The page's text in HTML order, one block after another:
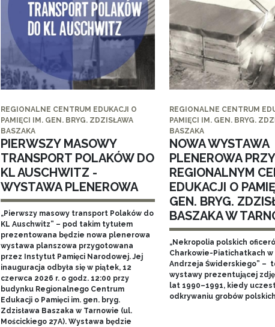
REGIONALNE CENTRUM EDUKACJI O
PAMIĘCI IM. GEN. BRYG. ZDZISŁAWA
BASZAKA
PIERWSZY MASOWY
TRANSPORT POLAKÓW DO
KL AUSCHWITZ -
WYSTAWA PLENEROWA
„Pierwszy masowy transport Polaków do
KL Auschwitz” – pod takim tytułem
prezentowana będzie nowa plenerowa
wystawa planszowa przygotowana
przez Instytut Pamięci Narodowej. Jej
inauguracja odbyła się w piątek, 12
czerwca 2026 r. o godz. 12:00 przy
budynku Regionalnego Centrum
Edukacji o Pamięci im. gen. bryg.
Zdzisława Baszaka w Tarnowie (ul.
Mościckiego 27A). Wystawa będzie
REGIONALNE CENTRUM
PAMIĘCI IM. GEN. BRYG.
BASZAKA
NOWA WYSTAWA
PLENEROWA PRZY
REGIONALNYM
EDUKACJI O
GEN. BRYG.
BASZAKA W
„Nekropolia polskich
Charkowie-Piatichatkach
Andrzeja Świderskiego” –
wystawy prezentującej
lat 1990–1991, kiedy
odkrywaniu grobów